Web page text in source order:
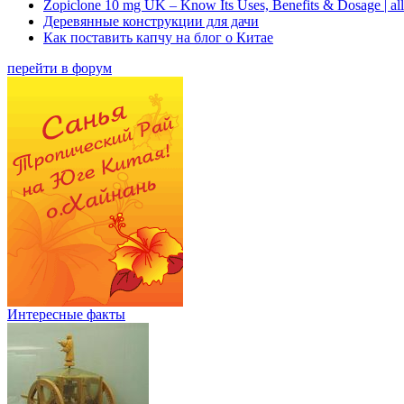
Zopiclone 10 mg UK – Know Its Uses, Benefits & Dosage |
Деревянные конструкции для дачи
Как поставить капчу на блог о Китае
перейти в форум
Интересные факты